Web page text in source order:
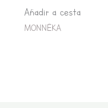
Añadir a cestaproducto
MONNËKA